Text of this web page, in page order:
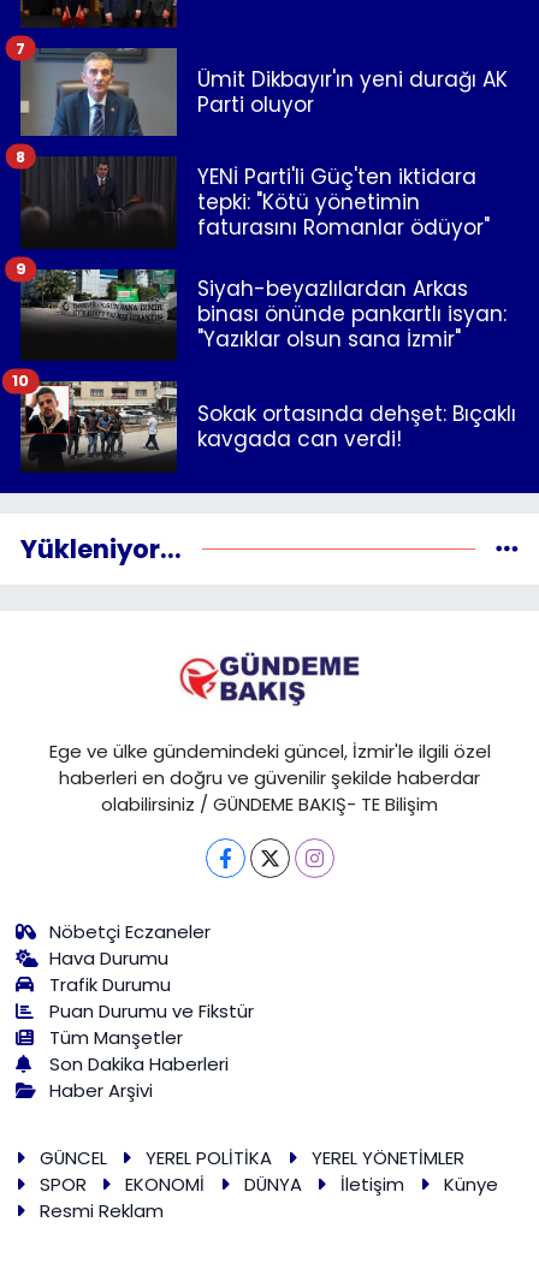
Ümit Dikbayır'ın yeni durağı AK
Parti oluyor
7
YENİ Parti'li Güç'ten iktidara
tepki: "Kötü yönetimin
faturasını Romanlar ödüyor"
8
Siyah-beyazlılardan Arkas
binası önünde pankartlı isyan:
"Yazıklar olsun sana İzmir"
9
Sokak ortasında dehşet: Bıçaklı
kavgada can verdi!
10
Yükleniyor...
Ege ve ülke gündemindeki güncel, İzmir'le ilgili özel
haberleri en doğru ve güvenilir şekilde haberdar
olabilirsiniz / GÜNDEME BAKIŞ- TE Bilişim
Nöbetçi Eczaneler
Hava Durumu
Trafik Durumu
Puan Durumu ve Fikstür
Tüm Manşetler
Son Dakika Haberleri
Haber Arşivi
GÜNCEL YEREL POLİTİKA
YEREL YÖNETİMLER
SPOR
EKONOMİ DÜNYA İletişim
Künye
Resmi Reklam